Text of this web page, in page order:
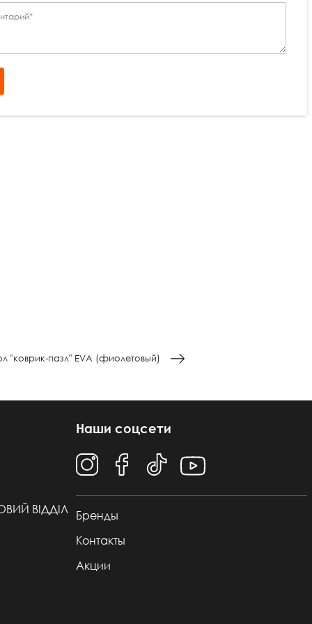
"коврик-пазл" EVA (фиолетовый)
ВІДДІЛ
Наши соцсети
Бренды
Контакты
Акции